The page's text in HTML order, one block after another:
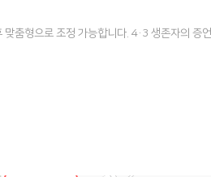
춤형으로 조정 가능합니다. 4·3 생존자의 증